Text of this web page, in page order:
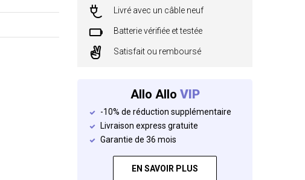
Livré avec un câble neuf
Batterie vérifiée et testée
Satisfait ou remboursé
Allo Allo VIP
-10% de réduction supplémentaire
Livraison express gratuite
Garantie de 36 mois
EN SAVOIR PLUS